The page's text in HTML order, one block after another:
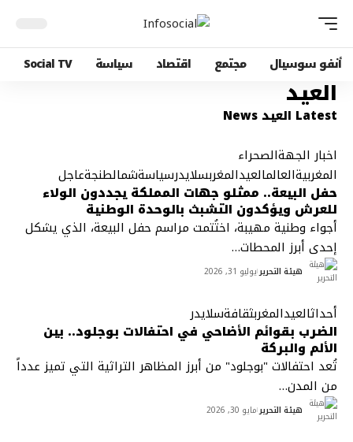
أنفو سوسيال مجتمع اقتصاد سياسة Social TV
العيد
Latest العيد News
اخبار الجهةالصحراء
المغربيةالعالمالعيدالمغربسلايدرسياسةشمالطنجةعاجل
حفل البيعة.. ممثلو جهات المملكة يجددون الولاء
للعرش ويؤكدون التشبث بالوحدة الوطنية
أجواء وطنية مهيبة، اختُتمت مراسم حفل البيعة، الذي يشكل
إحدى أبرز المحطات…
هيئة التحرير يوليو 31, 2026
أحداثالعيدالمغربثقافةسلايدر
الضرب بقوائم الأضاحي في احتفالات بوجلود.. بين
الألم والبركة
تُعد احتفالات "بوجلود" من أبرز المظاهر التراثية التي تميز عدداً
من المدن…
هيئة التحرير مايو 30, 2026